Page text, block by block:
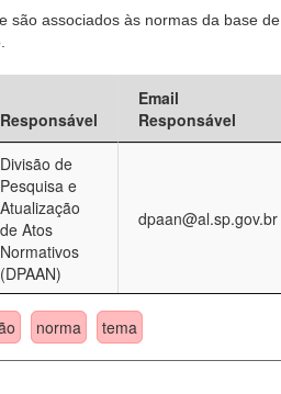
são associados às normas da base de
Responsável
Email
Responsável
Divisão de
Pesquisa e
Atualização
de Atos
Normativos
(DPAAN)
dpaan@al.sp.gov.br
norma tema